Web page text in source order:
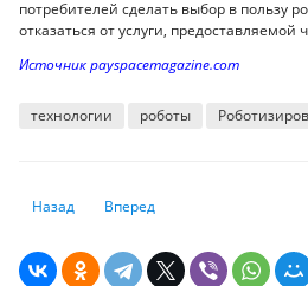
потребителей сделать выбор в пользу
отказаться от услуги, предоставляемой
Источник payspacemagazine.com
технологии роботы
Предыдущий: Пошаговое
Назад Следующий: Угол зрения:
Вперед